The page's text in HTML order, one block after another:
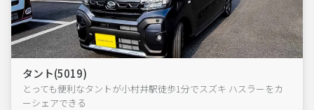
タント(5019)
とっても便利なタントが小村井駅徒歩1分でスズキ ハスラーをカ
ーシェアできる